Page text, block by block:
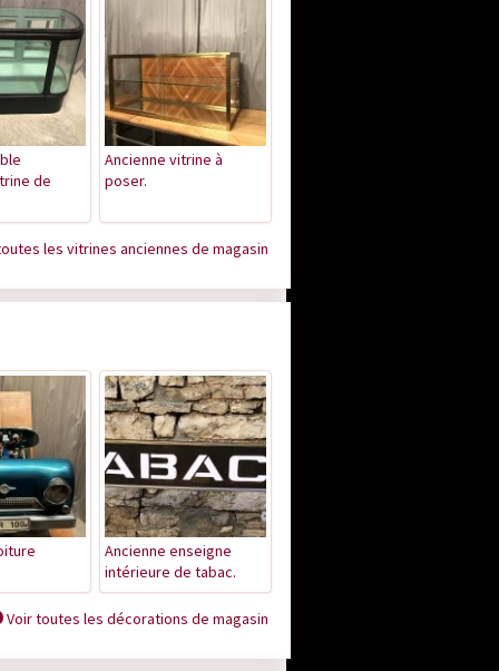
de
Ancienne vitrine à
poser.
les vitrines anciennes de magasin
Ancienne enseigne
intérieure de tabac.
Voir toutes les décorations de magasin